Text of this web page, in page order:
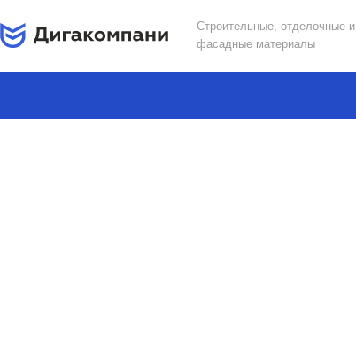
Строительные, отделочные и
фасадные материалы